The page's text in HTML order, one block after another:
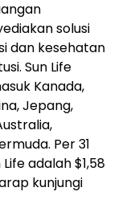
solusi
dan kesehatan
Sun Life
Kanada,
Jepang,
Per 31
adalah $1,58
kunjungi